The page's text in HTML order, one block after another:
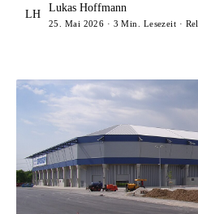
LH
Lukas Hoffmann
25. Mai 2026 · 3 Min. Lesezeit ·